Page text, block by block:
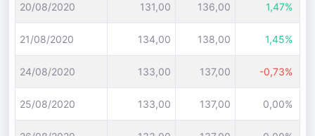
20/08/2020 131,00 136,00 1,47%
21/08/2020 134,00 138,00 1,45%
24/08/2020 133,00 137,00 -0,73%
25/08/2020 133,00 137,00 0,00%